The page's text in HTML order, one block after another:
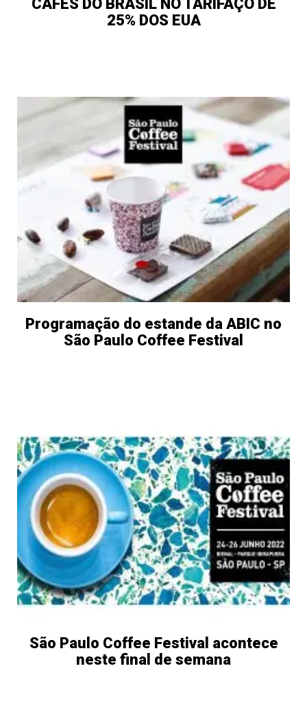
CAFÉS DO BRASIL NO TARIFAÇO DE
25% DOS EUA
Programação do estande da ABIC no
São Paulo Coffee Festival
São Paulo Coffee Festival acontece
neste final de semana